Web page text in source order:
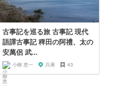
古事記を巡る旅 古事記 現代
語譯古事記 稗田の阿禮、太の
安萬侶 武...
小柳 恵一 兵庫 43